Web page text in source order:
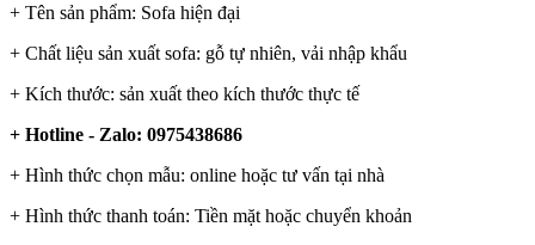
+ Tên sản phẩm: Sofa hiện đại
+ Chất liệu sản xuất sofa: gỗ tự nhiên, vải nhập khẩu
+ Kích thước: sản xuất theo kích thước thực tế
+ Hotline - Zalo: 0975438686
+ Hình thức chọn mẫu: online hoặc tư vấn tại nhà
+ Hình thức thanh toán: Tiền mặt hoặc chuyển khoản